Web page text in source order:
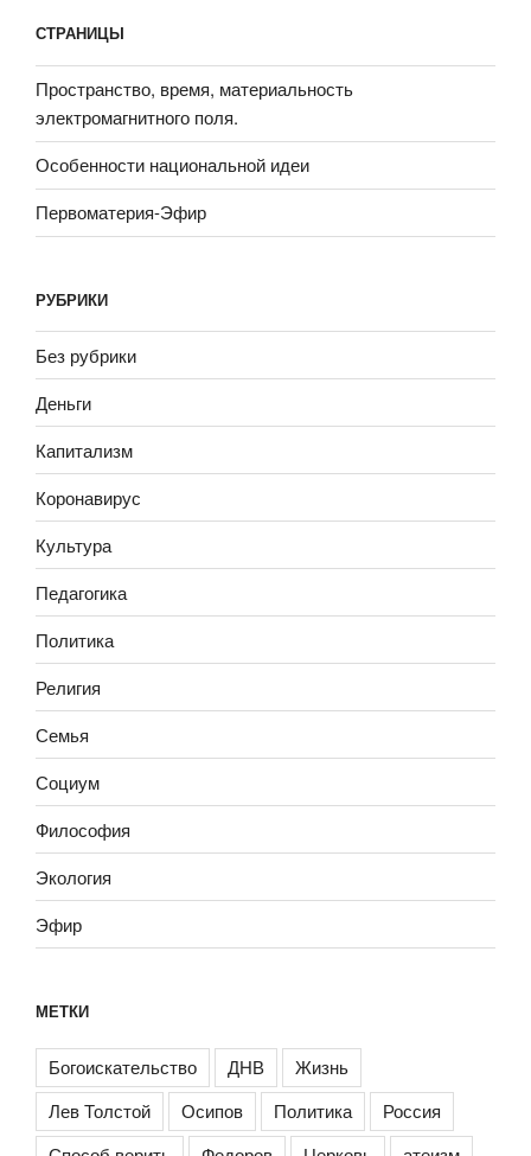
СТРАНИЦЫ
Пространство, время, материальность
электромагнитного поля.
Особенности национальной идеи
Первоматерия-Эфир
РУБРИКИ
Без рубрики
Деньги
Капитализм
Коронавирус
Культура
Педагогика
Политика
Религия
Семья
Социум
Философия
Экология
Эфир
МЕТКИ
Богоискательство ДНВ
Жизнь
Лев Толстой
Осипов Политика
Россия